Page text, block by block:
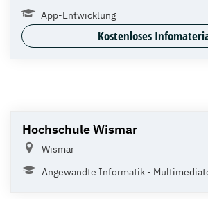
App-Entwicklung
Kostenloses
Hochschule Wismar
Wismar
Angewandte Informatik -